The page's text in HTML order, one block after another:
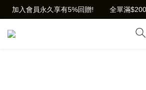
加入會員永久享有5%回贈!        全單滿